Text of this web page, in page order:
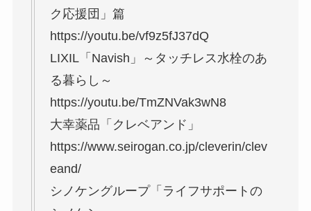
ク応援団」篇
https://youtu.be/vf9z5fJ37dQ
LIXIL「Navish」～タッチレス水栓のあ
る暮らし～
https://youtu.be/TmZNVak3wN8
大幸薬品「クレベアンド」
https://www.seirogan.co.jp/cleverin/clev
eand/
シノケングループ「ライフサポートの